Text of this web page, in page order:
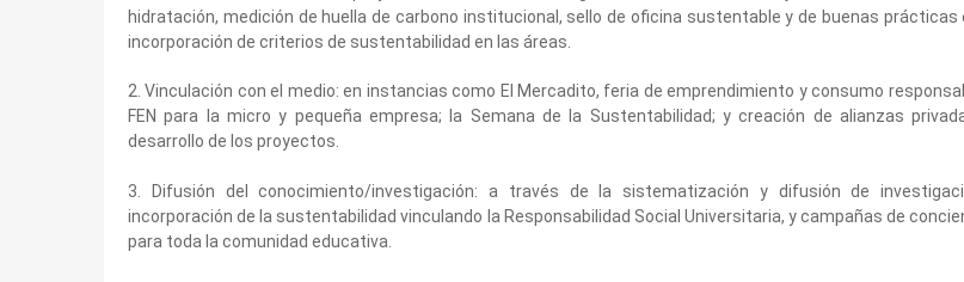
hidratación, medición de huella de carbono institucional, sello de oficina sustentable y de buenas prácticas
incorporación de criterios de sustentabilidad en las áreas.
2. Vinculación con el medio: en instancias como El Mercadito, feria de emprendimiento y consumo
FEN para la micro y pequeña empresa; la Semana de la Sustentabilidad; y creación de alianzas
desarrollo de los proyectos.
3. Difusión del conocimiento/investigación: a través de la sistematización y difusión de
incorporación de la sustentabilidad vinculando la Responsabilidad Social Universitaria, y campañas de
para toda la comunidad educativa.